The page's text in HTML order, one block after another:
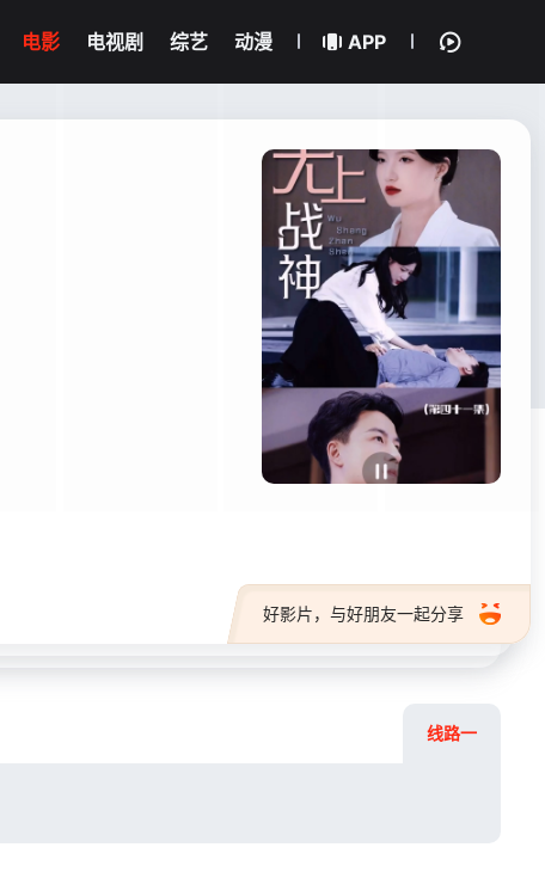
电影 电视剧 综艺 动漫 APP
好影片，与好朋友一起分享
线路一